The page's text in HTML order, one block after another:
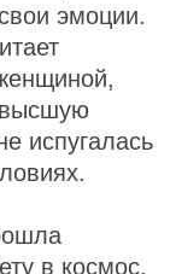
эмоции.
высшую
испугалась
в космос,